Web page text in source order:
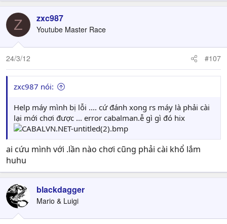
Z zxc987
Youtube Master Race
24/3/12 #107
zxc987 nói:
Help máy mình bị lỗi .... cứ đánh xong rs máy là phải cài
lại mới chơi được ... error cabalman.ễ gì gì đó hix
ai cứu mình với .lần nào chơi cũng phải cài khổ lắm
huhu
blackdagger
Mario & Luigi